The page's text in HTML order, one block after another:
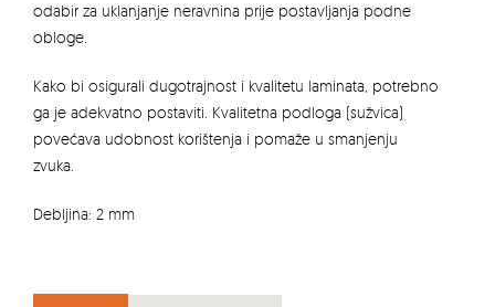
odabir za uklanjanje neravnina prije postavljanja podne
obloge.
Kako bi osigurali dugotrajnost i kvalitetu laminata, potrebno
ga je adekvatno postaviti. Kvalitetna podloga (sužvica)
povećava udobnost korištenja i pomaže u smanjenju
zvuka.
Debljina: 2 mm